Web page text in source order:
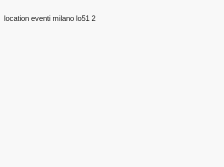
location eventi milano lo51 2